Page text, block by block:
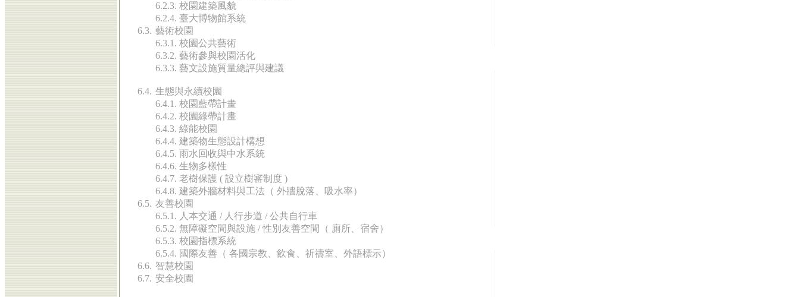
6.2.3. 校園建築風貌
6.2.4. 臺大博物館系統
6.3. 藝術校園
6.3.1. 校園公共藝術
6.3.2. 藝術參與校園活化
6.3.3. 藝文設施質量總評與建議
6.4. 生態與永續校園
6.4.1. 校園藍帶計畫
6.4.2. 校園綠帶計畫
6.4.3. 綠能校園
6.4.4. 建築物生態設計構想
6.4.5. 雨水回收與中水系統
6.4.6. 生物多樣性
6.4.7. 老樹保護 ( 設立樹審制度 )
6.4.8. 建築外牆材料與工法（ 外牆脫落、吸水率）
6.5. 友善校園
6.5.1. 人本交通 / 人行步道 / 公共自行車
6.5.2. 無障礙空間與設施 / 性別友善空間（ 廁所、宿舍）
6.5.3. 校園指標系統
6.5.4. 國際友善（ 各國宗教、飲食、祈禱室、外語標示）
6.6. 智慧校園
6.7. 安全校園